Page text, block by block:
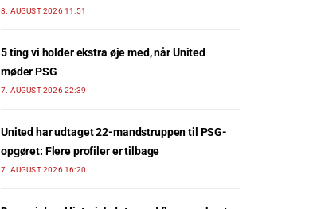
8. AUGUST 2026 11:51
5 ting vi holder ekstra øje med, når United
møder PSG
7. AUGUST 2026 22:39
United har udtaget 22-mandstruppen til PSG-
opgøret: Flere profiler er tilbage
7. AUGUST 2026 16:20